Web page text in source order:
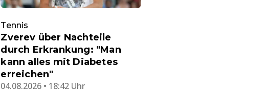
Tennis
Zverev über Nachteile
durch Erkrankung: "Man
kann alles mit Diabetes
erreichen"
04.08.2026 • 18:42 Uhr